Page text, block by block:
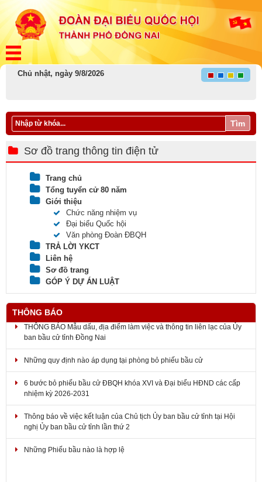
Chủ nhật, ngày 9/8/2026
Tìm
Sơ đồ trang thông tin điện tử
Trang chủ
Tổng tuyển cử 80 năm
Giới thiệu
Chức năng nhiệm vụ
Đại biểu Quốc hội
Văn phòng Đoàn ĐBQH
TRẢ LỜI YKCT
Liên hệ
Sơ đồ trang
GÓP Ý DỰ ÁN LUẬT
THÔNG BÁO
THÔNG BÁO Mẫu dấu, địa điểm làm việc và thông tin liên lạc của Ủy
ban bầu cử tỉnh Đồng Nai
Những quy định nào áp dụng tại phòng bỏ phiếu bầu cử
6 bước bỏ phiếu bầu cử ĐBQH khóa XVI và Đại biểu HĐND các cấp
nhiệm kỳ 2026-2031
Thông báo về việc kết luận của Chủ tịch Ủy ban bầu cử tỉnh tại Hội
nghị Ủy ban bầu cử tỉnh lần thứ 2
Những Phiếu bầu nào là hợp lệ